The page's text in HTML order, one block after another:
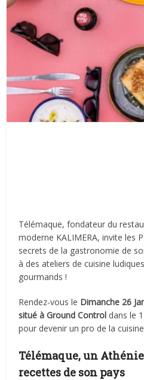
Télémaque, fondateur du
moderne KALIMERA, invite les
secrets de la gastronomie de
à des ateliers de cuisine
gourmands !
Rendez-vous le Dimanche 26
situé à Ground Control dans le
pour devenir un pro de la
Télémaque, un
recettes de son pays